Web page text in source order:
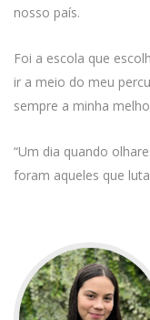
nosso país.
Foi a escola que
ir a meio do meu
sempre a minha
“Um dia quando
foram aqueles que